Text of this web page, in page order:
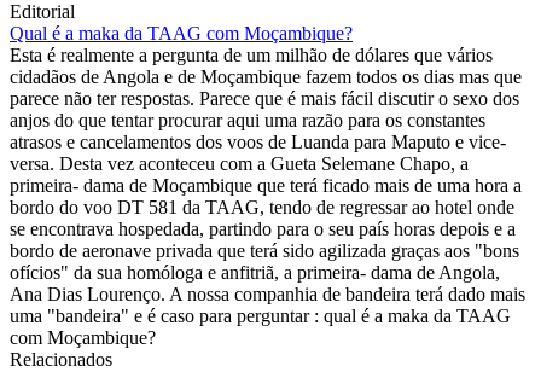
Editorial
Qual é a maka da TAAG com Moçambique?
Esta é realmente a pergunta de um milhão de dólares que vários
cidadãos de Angola e de Moçambique fazem todos os dias mas que
parece não ter respostas. Parece que é mais fácil discutir o sexo dos
anjos do que tentar procurar aqui uma razão para os constantes
atrasos e cancelamentos dos voos de Luanda para Maputo e vice-
versa. Desta vez aconteceu com a Gueta Selemane Chapo, a
primeira- dama de Moçambique que terá ficado mais de uma hora a
bordo do voo DT 581 da TAAG, tendo de regressar ao hotel onde
se encontrava hospedada, partindo para o seu país horas depois e a
bordo de aeronave privada que terá sido agilizada graças aos "bons
ofícios" da sua homóloga e anfitriã, a primeira- dama de Angola,
Ana Dias Lourenço. A nossa companhia de bandeira terá dado mais
uma "bandeira" e é caso para perguntar : qual é a maka da TAAG
com Moçambique?
Relacionados